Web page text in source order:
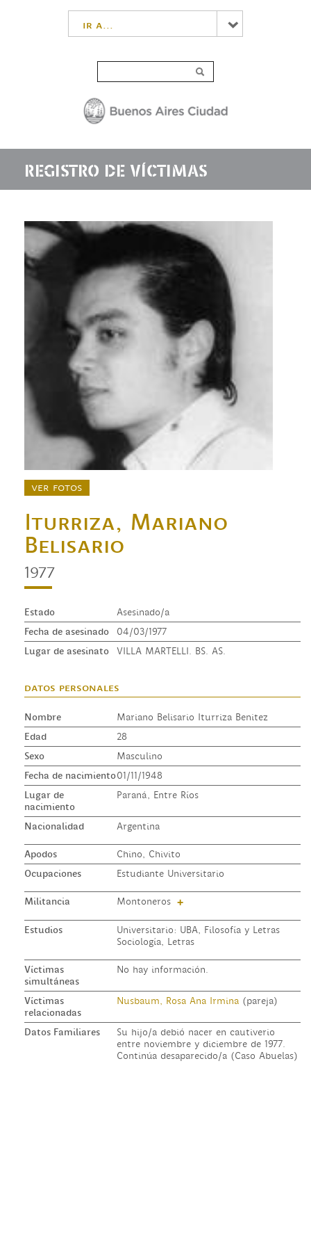
ir a...
REGISTRO DE VÍCTIMAS
ver fotos
Iturriza, Mariano
Belisario
1977
Estado
Asesinado/a
Fecha de asesinado
04/03/1977
Lugar de asesinato
VILLA MARTELLI. BS. AS.
datos personales
Nombre
Mariano Belisario Iturriza Benitez
Edad
28
Sexo
Masculino
Fecha de nacimiento01/11/1948
Lugar de
nacimiento
Paraná, Entre Ríos
Nacionalidad Argentina
Apodos
Chino, Chivito
Ocupaciones
Estudiante Universitario
Militancia Montoneros +
Estudios
Universitario: UBA, Filosofía y Letras
Sociología, Letras
Víctimas
simultáneas
No hay información.
Víctimas
relacionadas
Nusbaum, Rosa Ana Irmina(pareja)
Datos Familiares
Su hijo/a debió nacer en cautiverio
entre noviembre y diciembre de 1977.
Continúa desaparecido/a (Caso Abuelas)